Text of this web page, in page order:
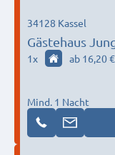
Gästehaus
ganzes Haus
34128 Kassel
1x ab 16,20 €
Mind. 1 Nacht